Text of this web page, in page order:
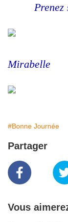
Prenez
Mirabelle
#Bonne Journée
Partager
Vous